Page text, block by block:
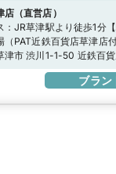
店（直営店 ）
JR草津駅より徒歩1分
（PAT近鉄百貨店草津店
前地下駐車場
津市 渋川1-1-50 近鉄百
ブラン